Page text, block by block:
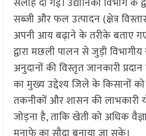
सब्जी और फल उत्पादन (क्षेत्र
अपनी आय बढ़ाने के तरीके बताए
द्वारा मछली पालन से जुड़ी
अनुदानों की विस्तृत जानकारी
का मुख्य उद्देश्य जिले के किसानों
तकनीकों और शासन की लाभकारी
जोड़ना है, ताकि खेती को अधिक